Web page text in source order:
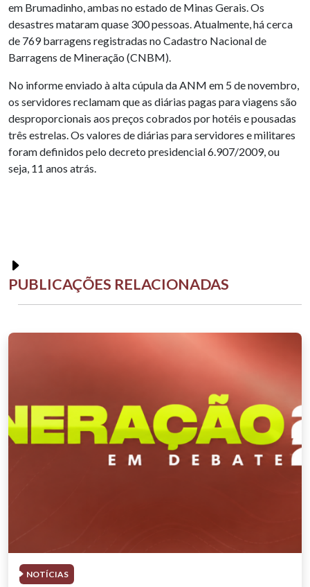
em Brumadinho, ambas no estado de Minas Gerais. Os
desastres mataram quase 300 pessoas. Atualmente, há cerca
de 769 barragens registradas no Cadastro Nacional de
Barragens de Mineração (CNBM).
No informe enviado à alta cúpula da ANM em 5 de novembro,
os servidores reclamam que as diárias pagas para viagens são
desproporcionais aos preços cobrados por hotéis e pousadas
três estrelas. Os valores de diárias para servidores e militares
foram definidos pelo decreto presidencial 6.907/2009, ou
seja, 11 anos atrás.
PUBLICAÇÕES RELACIONADAS
NOTÍCIAS